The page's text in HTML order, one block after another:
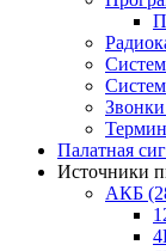
Звонки
Палатная
Источники
АКБ